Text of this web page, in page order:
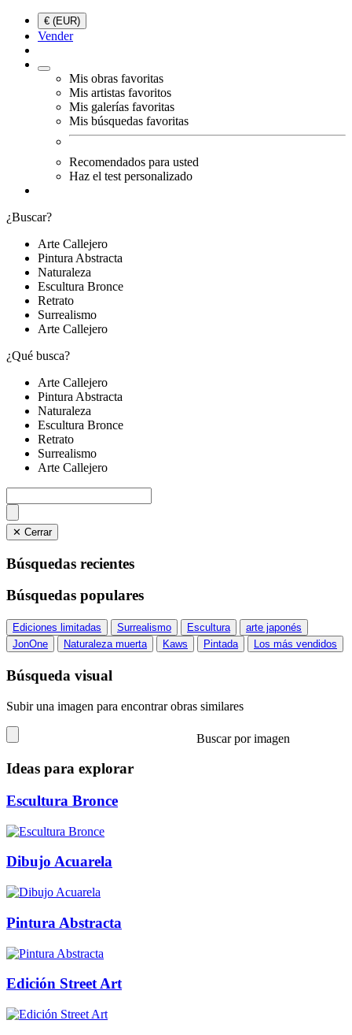
€ (EUR)
Vender
Mis obras favoritas
Mis artistas favoritos
Mis galerías favoritas
Mis búsquedas favoritas
Recomendados para usted
Haz el test personalizado
¿Buscar?
Arte Callejero
Pintura Abstracta
Naturaleza
Escultura Bronce
Retrato
Surrealismo
Arte Callejero
¿Qué busca?
Arte Callejero
Pintura Abstracta
Naturaleza
Escultura Bronce
Retrato
Surrealismo
Arte Callejero
✕ Cerrar
Búsquedas recientes
Búsquedas populares
Ediciones limitadas Surrealismo Escultura
arte japonés
JonOne
Naturaleza muerta Kaws Pintada Los más vendidos
Búsqueda visual
Subir una imagen para encontrar obras similares
Buscar por imagen
Ideas para explorar
Escultura Bronce
Dibujo Acuarela
Pintura Abstracta
Edición Street Art